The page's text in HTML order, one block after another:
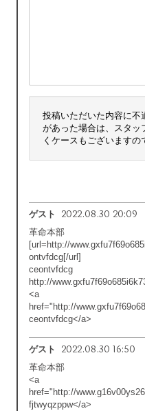
投稿いただいた内容に不
があった場合は、スタッ
くケースもございますの
ゲスト 2022.08.30 20:09
革命本部
[url=http://
ontvfdcg[/url]
ceontvfdcg
http://
<a
href="http://
ceontvfdcg</a>
ゲスト 2022.08.30 16:50
革命本部
<a
href="http://
fjtwyqzppw</a>